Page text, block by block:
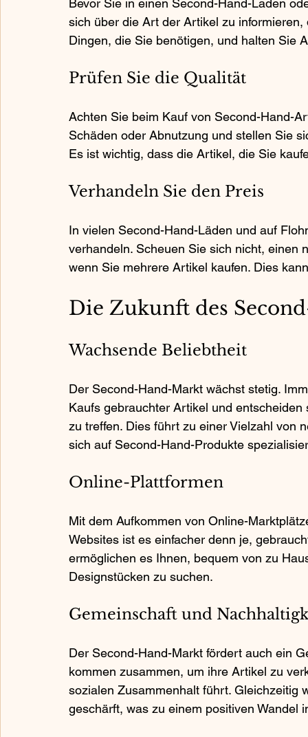
Bevor Sie in einen Second-Hand-Laden
sich über die Art der Artikel zu
Dingen, die Sie benötigen, und halten Sie
Prüfen Sie die Qualität
Achten Sie beim Kauf von Second-Hand-
Schäden oder Abnutzung und stellen Sie
Es ist wichtig, dass die Artikel, die Sie
Verhandeln Sie den Preis
In vielen Second-Hand-Läden und auf
verhandeln. Scheuen Sie sich nicht,
wenn Sie mehrere Artikel kaufen. Dies
Die Zukunft des
Wachsende Beliebtheit
Der Second-Hand-Markt wächst stetig.
Kaufs gebrauchter Artikel und
zu treffen. Dies führt zu einer Vielzahl von
sich auf Second-Hand-Produkte
Online-Plattformen
Mit dem Aufkommen von Online-
Websites ist es einfacher denn je,
ermöglichen es Ihnen, bequem von zu
Designstücken zu suchen.
Gemeinschaft und
Der Second-Hand-Markt fördert auch ein
kommen zusammen, um ihre Artikel zu
sozialen Zusammenhalt führt. Gleichzeitig
geschärft, was zu einem positiven Wandel